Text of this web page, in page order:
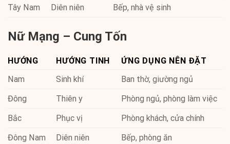
Tây Nam
Diên niên Bếp, nhà vệ sinh
Nữ Mạng – Cung Tốn
HƯỚNG HƯỚNG TINH
ỨNG DỤNG NÊN ĐẶT
Nam
Sinh khí
Ban thờ, giường ngủ
Đông
Thiên y
Phòng ngủ, phòng làm việc
Bắc
Phục vị
Phòng khách, cửa chính
Đông Nam
Diên niên Bếp, phòng ăn